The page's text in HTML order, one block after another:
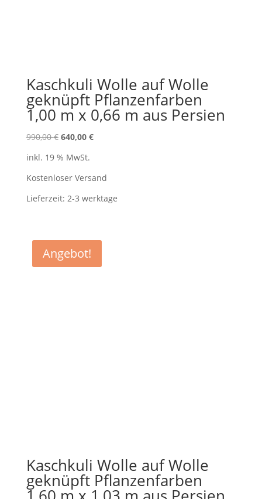
Kaschkuli Wolle auf Wolle
geknüpft Pflanzenfarben
1,00 m x 0,66 m aus Persien
990,00€ Ursprünglicher
war:
990,00 €
640,00 €Aktueller
640,00 €.
inkl. 19 % MwSt.
Kostenloser Versand
Lieferzeit: 2-3 werktage
Angebot!
Kaschkuli Wolle auf Wolle
geknüpft Pflanzenfarben